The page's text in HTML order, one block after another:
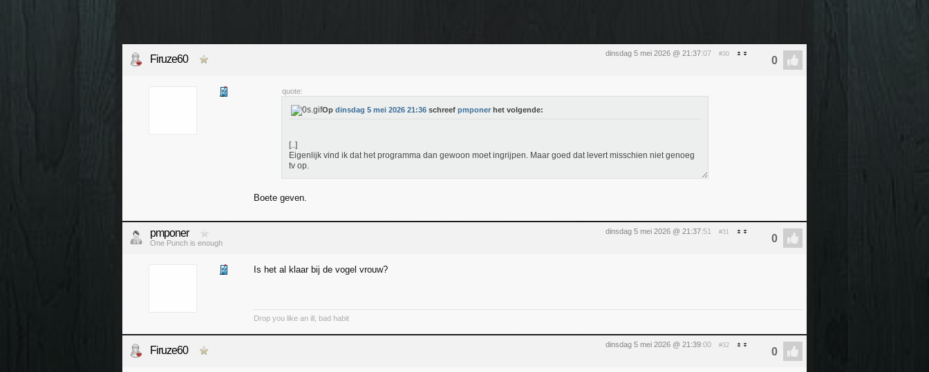
dinsdag 5 mei 2026 @ 21:37:07 #30
Firuze60
quote:
Op dinsdag 5 mei 2026 21:36 schreef pmponer het volgende:
[..]
Eigenlijk vind ik dat het programma dan gewoon moet ingrijpen. Maar goed dat levert misschien niet genoeg
tv op.
Boete geven.
dinsdag 5 mei 2026 @ 21:37:51 #31
pmponer
One Punch is enough
Is het al klaar bij de vogel vrouw?
Drop you like an ill, bad habit
dinsdag 5 mei 2026 @ 21:39:00 #32
Firuze60